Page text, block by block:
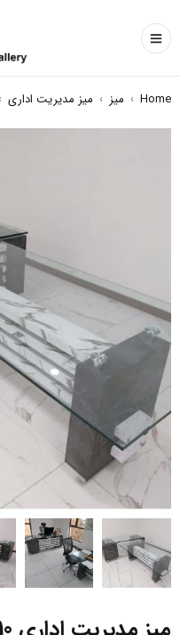
Home
› میز › میز مدیریت اداری